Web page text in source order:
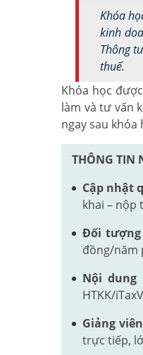
Khóa
kinh
Thông
thuế.
Khóa học được
làm và tư vấn
ngay sau khóa
THÔNG TIN
Cập nhật
khai – nộp
Đối tượng
đồng/năm
Nội dung
HTKK/
Giảng
trực tiếp,